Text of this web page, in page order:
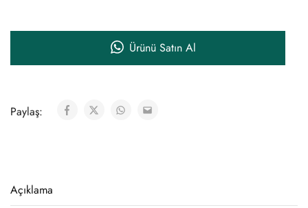
Ürünü Satın Al
Paylaş:
Açıklama